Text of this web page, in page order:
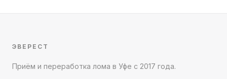
ЭВЕРЕСТ
Приём и переработка лома в Уфе с 2017 года.